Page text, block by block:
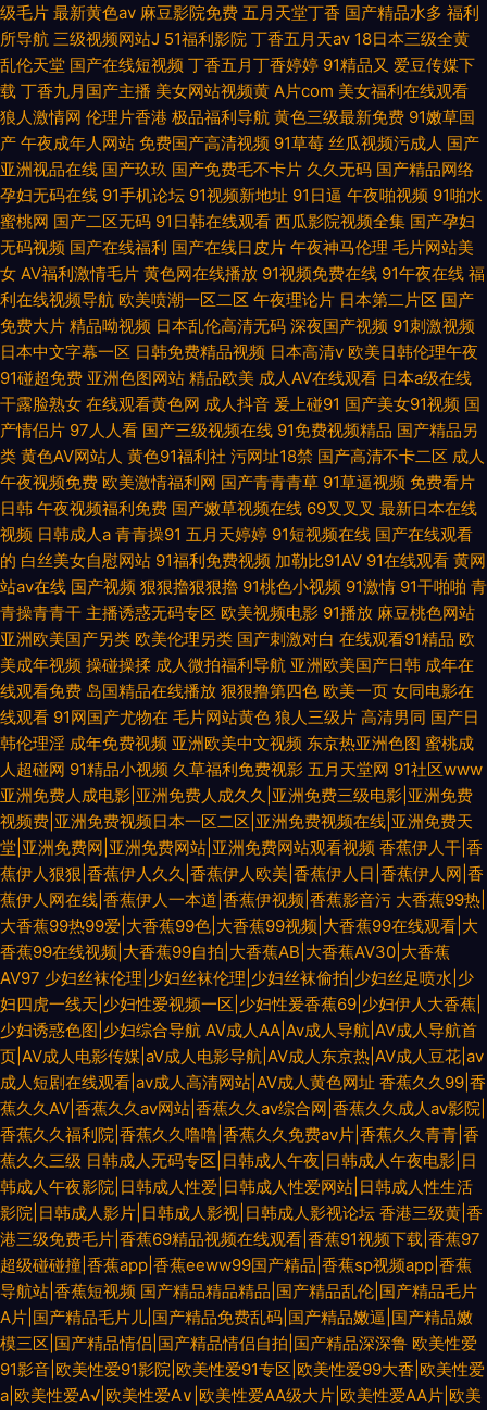
级毛片 最新黄色av 麻豆影院免费 五月天堂丁香 国产精品水多 福利
所导航 三级视频网站J 51福利影院 丁香五月天av 18日本三级全黄
乱伦天堂 国产在线短视频 丁香五月丁香婷婷 91精品又 爱豆传媒下
载 丁香九月国产主播 美女网站视频黄 A片com 美女福利在线观看
狼人激情网 伦理片香港 极品福利导航 黄色三级最新免费 91嫩草国
产 午夜成年人网站 免费国产高清视频 91草莓 丝瓜视频污成人 国产
亚洲视品在线 国产玖玖 国产免费毛不卡片 久久无码 国产精品网络
孕妇无码在线 91手机论坛 91视频新地址 91日逼 午夜啪视频 91啪水
蜜桃网 国产二区无码 91日韩在线观看 西瓜影院视频全集 国产孕妇
无码视频 国产在线福利 国产在线日皮片 午夜神马伦理 毛片网站美
女 AV福利激情毛片 黄色网在线播放 91视频免费在线 91午夜在线 福
利在线视频导航 欧美喷潮一区二区 午夜理论片 日本第二片区 国产
免费大片 精品呦视频 日本乱伦高清无码 深夜国产视频 91刺激视频
日本中文字幕一区 日韩免费精品视频 日本高清v 欧美日韩伦理午夜
91碰超免费 亚洲色图网站 精品欧美 成人AV在线观看 日本a级在线
干露脸熟女 在线观看黄色网 成人抖音 爰上碰91 国产美女91视频 国
产情侣片 97人人看 国产三级视频在线 91免费视频精品 国产精品另
类 黄色AV网站人 黄色91福利社 污网址18禁 国产高清不卡二区 成人
午夜视频免费 欧美激情福利网 国产青青青草 91草逼视频 免费看片
日韩 午夜视频福利免费 国产嫩草视频在线 69叉叉叉 最新日本在线
视频 日韩成人a 青青操91 五月天婷婷 91短视频在线 国产在线观看
的 白丝美女自慰网站 91福利免费视频 加勒比91AV 91在线观看 黄网
站av在线 国产视频 狠狠擼狠狠擼 91桃色小视频 91激情 91干啪啪 青
青操青青干 主播诱惑无码专区 欧美视频电影 91播放 麻豆桃色网站
亚洲欧美国产另类 欧美伦理另类 国产刺激对白 在线观看91精品 欧
美成年视频 操碰操揉 成人微拍福利导航 亚洲欧美国产日韩 成年在
线观看免费 岛国精品在线播放 狠狠撸第四色 欧美一页 女同电影在
线观看 91网国产尤物在 毛片网站黄色 狼人三级片 高清男同 国产日
韩伦理淫 成年免费视频 亚洲欧美中文视频 东京热亚洲色图 蜜桃成
人超碰网 91精品小视频 久草福利免费视影 五月天堂网 91社区www
亚洲免费人成电影|亚洲免费人成久久|亚洲免费三级电影|亚洲免费
视频费|亚洲免费视频日本一区二区|亚洲免费视频在线|亚洲免费天
堂|亚洲免费网|亚洲免费网站|亚洲免费网站观看视频 香蕉伊人干|香
蕉伊人狠狠|香蕉伊人久久|香蕉伊人欧美|香蕉伊人日|香蕉伊人网|香
蕉伊人网在线|香蕉伊人一本道|香蕉伊视频|香蕉影音污 大香蕉99热|
大香蕉99热99爱|大香蕉99色|大香蕉99视频|大香蕉99在线观看|大
香蕉99在线视频|大香蕉99自拍|大香蕉AB|大香蕉AV30|大香蕉
AV97 少妇丝袜伦理|少妇丝袜伦理|少妇丝袜偷拍|少妇丝足喷水|少
妇四虎一线天|少妇性爱视频一区|少妇性爰香蕉69|少妇伊人大香蕉|
少妇诱惑色图|少妇综合导航 AV成人AA|Av成人导航|AV成人导航首
页|AV成人电影传媒|aV成人电影导航|AV成人东京热|AV成人豆花|av
成人短剧在线观看|av成人高清网站|AV成人黄色网址 香蕉久久99|香
蕉久久AV|香蕉久久av网站|香蕉久久av综合网|香蕉久久成人av影院|
香蕉久久福利院|香蕉久久噜噜|香蕉久久免费av片|香蕉久久青青|香
蕉久久三级 日韩成人无码专区|日韩成人午夜|日韩成人午夜电影|日
韩成人午夜影院|日韩成人性爱|日韩成人性爱网站|日韩成人性生活
影院|日韩成人影片|日韩成人影视|日韩成人影视论坛 香港三级黄|香
港三级免费毛片|香蕉69精品视频在线观看|香蕉91视频下载|香蕉97
超级碰碰撞|香蕉app|香蕉eeww99国产精品|香蕉sp视频app|香蕉
导航站|香蕉短视频 国产精品精品精品|国产精品乱伦|国产精品毛片
A片|国产精品毛片儿|国产精品免费乱码|国产精品嫩逼|国产精品嫩
模三区|国产精品情侣|国产精品情侣自拍|国产精品深深鲁 欧美性爱
91影音|欧美性爱91影院|欧美性爱91专区|欧美性爱99大香|欧美性爱
a|欧美性爱A√|欧美性爱A∨|欧美性爱AA级大片|欧美性爱AA片|欧美